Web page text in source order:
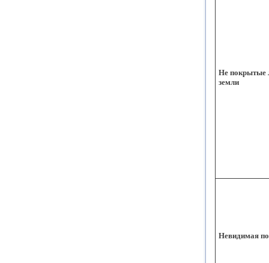
Не покрытые
земли
Невидимая